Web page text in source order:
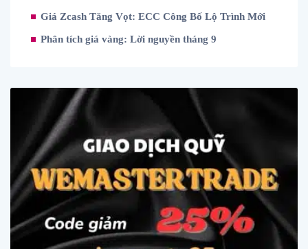
Giá Zcash Tăng Vọt: ECC Công Bố Lộ Trình Mới
Phân tích giá vàng: Lời nguyền tháng 9